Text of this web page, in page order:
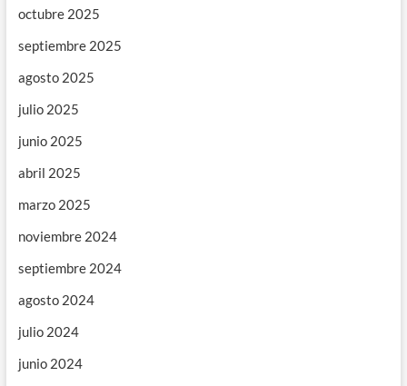
octubre 2025
septiembre 2025
agosto 2025
julio 2025
junio 2025
abril 2025
marzo 2025
noviembre 2024
septiembre 2024
agosto 2024
julio 2024
junio 2024